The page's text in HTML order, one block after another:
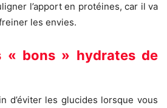
l’apport en protéines, car il va
les envies.
« bons » hydrates de
d’éviter les glucides lorsque vous